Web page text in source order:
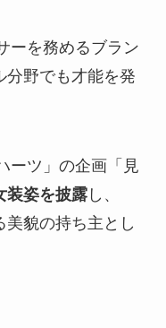
ーを務めるブラン
分野でも才能を発
ーツ」の企画「見
装姿を披露し、
美貌の持ち主とし